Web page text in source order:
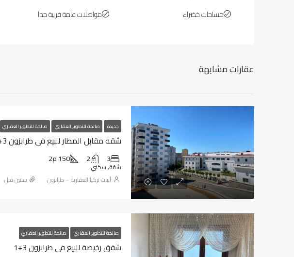
مساحات خضراء
مواصلات عامة قريبة جدا
عقارات مشابهة
جديدة صالحة للتطوير العقاري صالحة للتطوير العقاري
شقه مقابل المطار للبيع في طرابزون 3+1
3
2 150 م2
شقة, سكني
أبيات تركيا العقارية – طرابزون ‏سنتين قبل
صالحة للتطوير العقاري صالحة للتطوير العقاري
شقق رخيصة للبيع في طرابزون 3+1